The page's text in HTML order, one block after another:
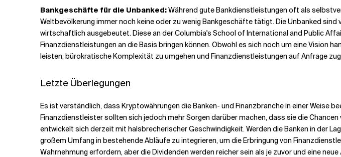
Bankgeschäfte für die Unbanked:Während gute Bankdienstleistungen oft als
Weltbevölkerung immer noch keine oder zu wenig Bankgeschäfte tätigt. Die Unbanked
wirtschaftlich ausgebeutet. Diese an der Columbia's School of International and Public
Finanzdienstleistungen an die Basis bringen können. Obwohl es sich noch um eine Vision
leisten, bürokratische Komplexität zu umgehen und Finanzdienstleistungen auf Anfrage
Letzte Überlegungen
Es ist verständlich, dass Kryptowährungen die Banken- und Finanzbranche in einer Weise
Finanzdienstleister sollten sich jedoch mehr Sorgen darüber machen, dass sie die
entwickelt sich derzeit mit halsbrecherischer Geschwindigkeit. Werden die Banken in der
großem Umfang in bestehende Abläufe zu integrieren, um die Erbringung von
Wahrnehmung erfordern, aber die Dividenden werden reicher sein als je zuvor und eine neue